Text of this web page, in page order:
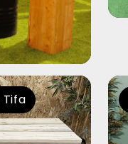
Tifa